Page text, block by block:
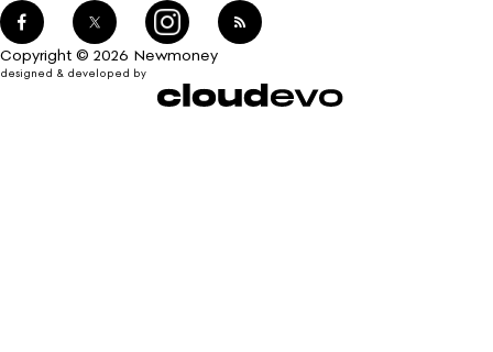
Copyright © 2026 Newmoney
designed & developed by